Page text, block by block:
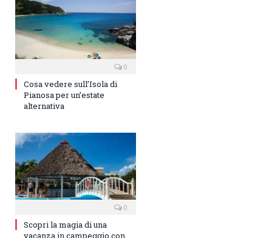
0
Cosa vedere sull’Isola di
Pianosa per un’estate
alternativa
0
Scopri la magia di una